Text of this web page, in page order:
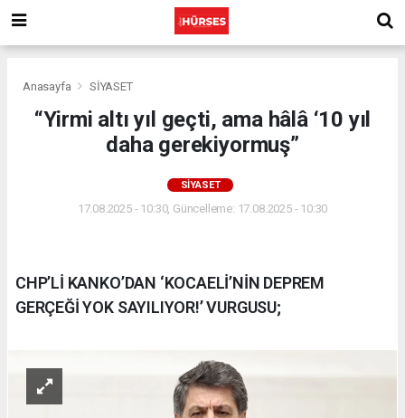
Anasayfa SİYASET
“Yirmi altı yıl geçti, ama hâlâ ‘10 yıl
daha gerekiyormuş”
SİYASET
17.08.2025 - 10:30, Güncelleme: 17.08.2025 - 10:30
CHP’Lİ KANKO’DAN ‘KOCAELİ’NİN DEPREM
GERÇEĞİ YOK SAYILIYOR!’ VURGUSU;